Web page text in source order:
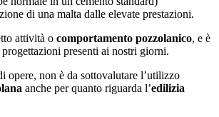
di una malta dalle elevate prestazioni.
attività o comportamento pozzolanico, e è
presenti ai nostri giorni.
opere, non è da sottovalutare l’utilizzo
anche per quanto riguarda l’edilizia